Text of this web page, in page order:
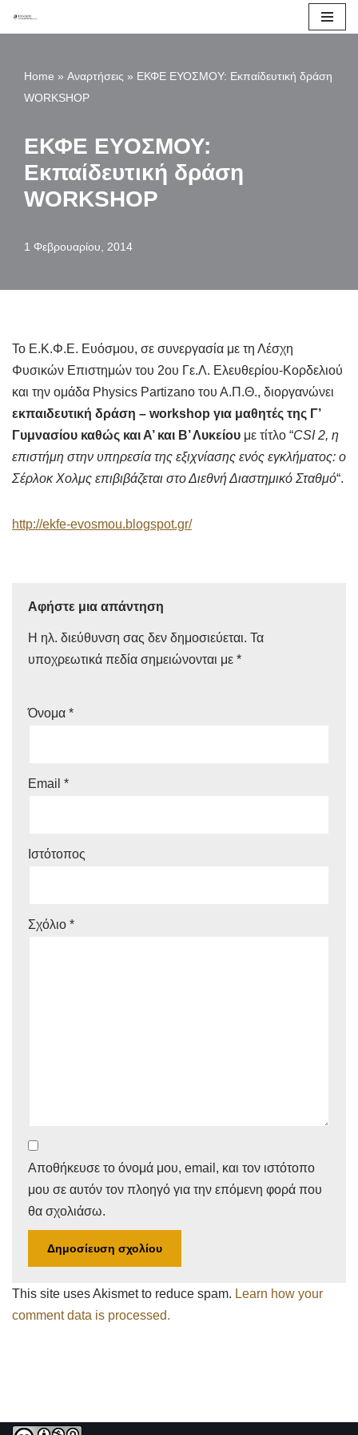
Home » Αναρτήσεις » ΕΚΦΕ ΕΥΟΣΜΟΥ: Εκπαίδευτική δράση
WORKSHOP
ΕΚΦΕ ΕΥΟΣΜΟΥ:
Εκπαίδευτική δράση
WORKSHOP
1 Φεβρουαρίου, 2014
Το Ε.Κ.Φ.Ε. Ευόσμου, σε συνεργασία με τη Λέσχη
Φυσικών Επιστημών του 2ου Γε.Λ. Ελευθερίου-Κορδελιού
και την ομάδα Physics Partizano του Α.Π.Θ., διοργανώνει
εκπαιδευτική δράση – workshop για μαθητές της Γ’
Γυμνασίου καθώς και Α’ και Β’ Λυκείου με τίτλο “CSI 2, η
επιστήμη στην υπηρεσία της εξιχνίασης ενός εγκλήματος: ο
Σέρλοκ Χολμς επιβιβάζεται στο Διεθνή Διαστημικό Σταθμό“.
http://ekfe-evosmou.blogspot.gr/
Αφήστε μια απάντηση
Η ηλ. διεύθυνση σας δεν δημοσιεύεται. Τα
υποχρεωτικά πεδία σημειώνονται με *
Όνομα *
Email *
Ιστότοπος
Σχόλιο *
Αποθήκευσε το όνομά μου, email, και τον ιστότοπο
μου σε αυτόν τον πλοηγό για την επόμενη φορά που
θα σχολιάσω.
This site uses Akismet to reduce spam. Learn how your
comment data is processed.